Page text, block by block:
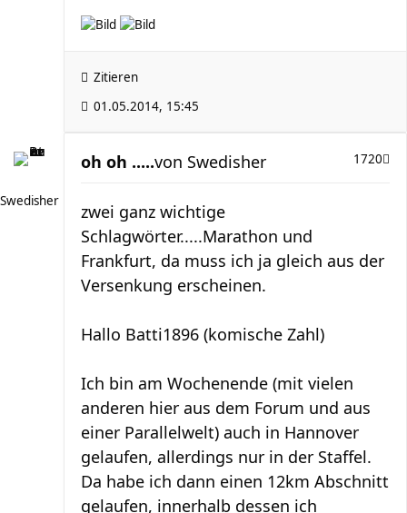
Zitieren
01.05.2014, 15:45
Swedisher
oh oh ..... 1720
von Swedisher
zwei ganz wichtige
Schlagwörter.....Marathon und
Frankfurt, da muss ich ja gleich aus der
Versenkung erscheinen.
Hallo Batti1896 (komische Zahl)
Ich bin am Wochenende (mit vielen
anderen hier aus dem Forum und aus
einer Parallelwelt) auch in Hannover
gelaufen, allerdings nur in der Staffel.
Da habe ich dann einen 12km Abschnitt
gelaufen, innerhalb dessen ich